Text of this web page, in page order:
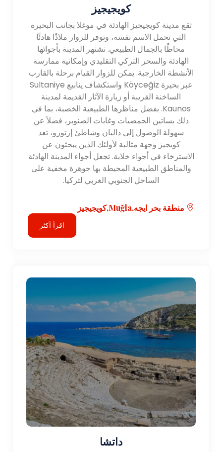
كويجيجيز
تقع مدينة كويجيجيز الهادئة في موغلا بجانب البحيرة
التي تحمل الاسم نفسه، وتوفر للزوار ملاذًا هادئًا
محاطًا بالجمال الطبيعي. تشتهر المدينة بأجوائها
الهادئة والسحر التركي التقليدي وإمكانية ممارسة
الأنشطة الخارجية. يمكن للزوار القيام برحلة بالقارب
عبر بحيرة Köyceğiz واستكشاف ينابيع Sultaniye
الساخنة القريبة أو زيارة الآثار القديمة لمدينة
Kaunos. بفضل مناظرها الطبيعية الخصبة، بما في
ذلك بساتين الحمضيات وغابات الصنوبر، فضلاً عن
سهولة الوصول إلى داليان وشاطئ إزتوزو، تعد
كويجيز وجهة مثالية لأولئك الذين يبحثون عن
الاسترخاء في أجواء خلابة. تجعل أجواء المدينة الهادئة
والمناطق الطبيعية المحيطة بها جوهرة مخفية على
الساحل الجنوبي الغربي لتركيا.
منطقة بحر ايجه,Muğla,كويجيجيز
اقرأ أكثر
داتشا